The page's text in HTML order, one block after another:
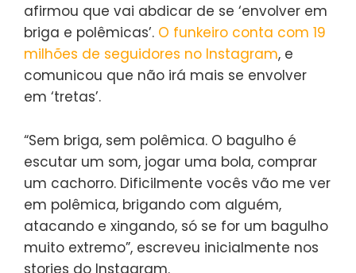
afirmou que vai abdicar de se ‘envolver em
briga e polêmicas’. O funkeiro conta com 19
milhões de seguidores no Instagram, e
comunicou que não irá mais se envolver
em ‘tretas’.
“Sem briga, sem polêmica. O bagulho é
escutar um som, jogar uma bola, comprar
um cachorro. Dificilmente vocês vão me ver
em polêmica, brigando com alguém,
atacando e xingando, só se for um bagulho
muito extremo”, escreveu inicialmente nos
stories do Instagram.